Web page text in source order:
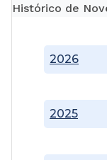
Histórico de
2025
2026